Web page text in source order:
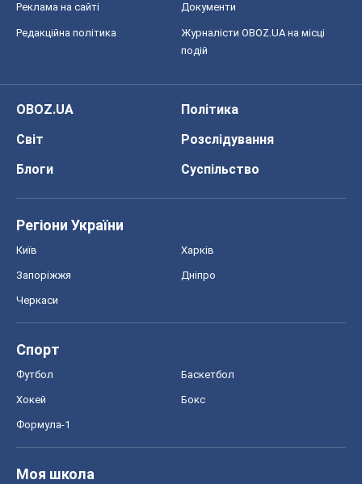
Реклама на сайті Документи
Редакційна політика
Журналісти OBOZ.UA на місці
подій
OBOZ.UA
Політика
Світ
Розслідування
Блоги
Суспільство
Регіони України
Київ Харків
Запоріжжя Дніпро
Черкаси
Спорт
Футбол Баскетбол
Хокей Бокс
Формула-1
Моя школа